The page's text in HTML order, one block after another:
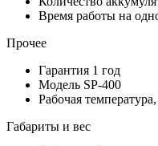
Время работы на
Прочее
Гарантия 1 год
Модель SP-400
Рабочая
Габариты и вес